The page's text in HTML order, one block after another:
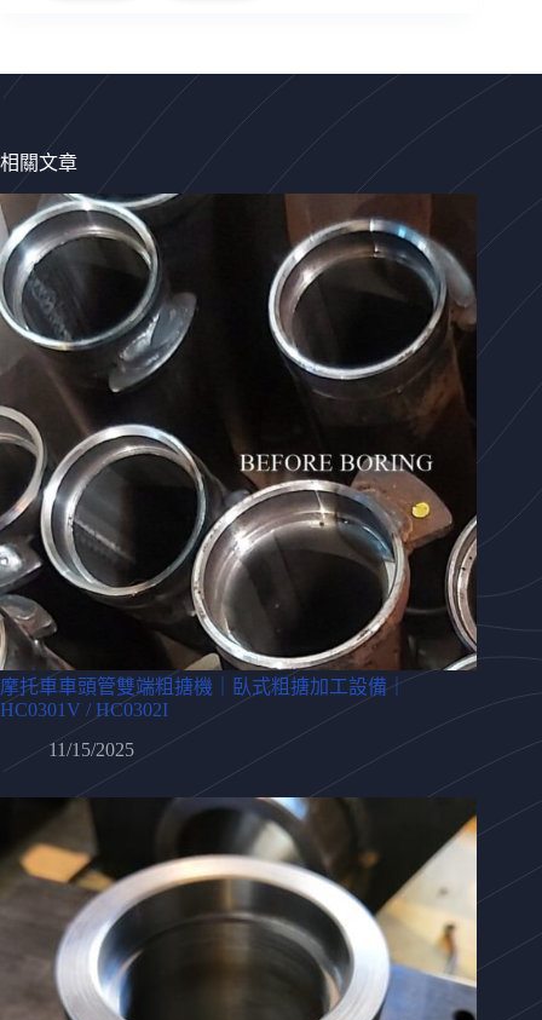
相關文章
摩托車車頭管雙端粗搪機｜臥式粗搪加工設備｜
HC0301V / HC0302I
11/15/2025